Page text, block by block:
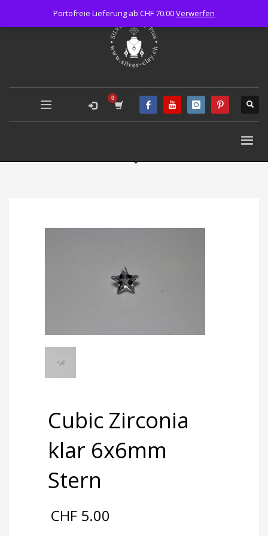
Cubic Zirconia
klar 6x6mm
Stern
CHF 5.00
Portofreie Lieferung ab CHF 70.00Verwerfen